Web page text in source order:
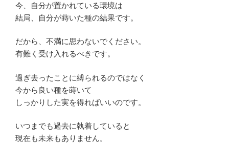
今、自分が置かれている環境は
結局、自分が蒔いた種の結果です。
だから、不満に思わないでください。
有難く受け入れるべきです。
過ぎ去ったことに縛られるのではなく
今から良い種を蒔いて
しっかりした実を得ればいいのです。
いつまでも過去に執着していると
現在も未来もありません。